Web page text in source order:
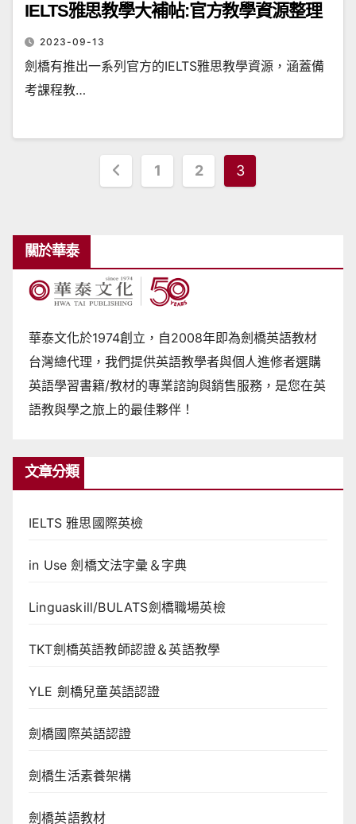
IELTS雅思教學大補帖:官方教學資源整理
2023-09-13
劍橋有推出一系列官方的IELTS雅思教學資源，涵蓋備
考課程教…
章
1 2 3
關於華泰
華泰文化於1974創立，自2008年即為劍橋英語教材
台灣總代理，我們提供英語教學者與個人進修者選購
英語學習書籍/教材的專業諮詢與銷售服務，是您在英
語教與學之旅上的最佳夥伴！
文章分類
IELTS 雅思國際英檢
in Use 劍橋文法字彙＆字典
Linguaskill/BULATS劍橋職場英檢
TKT劍橋英語教師認證＆英語教學
YLE 劍橋兒童英語認證
劍橋國際英語認證
劍橋生活素養架構
劍橋英語教材